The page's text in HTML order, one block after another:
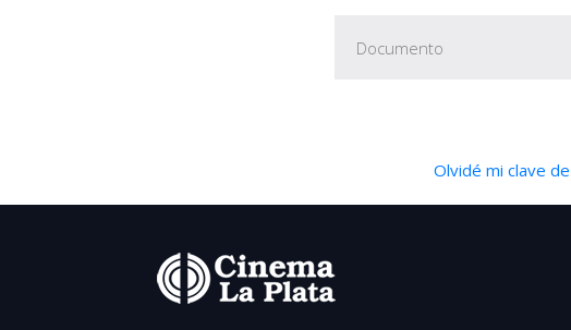
Olvidé mi clave